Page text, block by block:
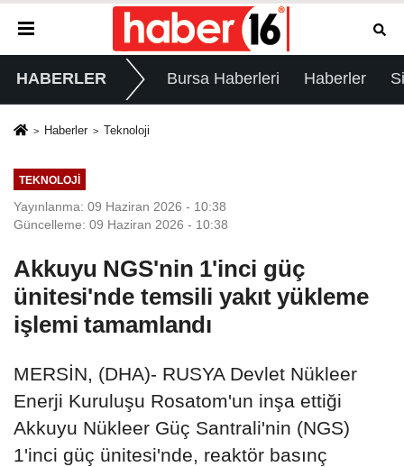
HABERLER Bursa Haberleri Haberler
Haberler Teknoloji
TEKNOLOJI
Yayınlanma: 09 Haziran 2026 - 10:38
Güncelleme: 09 Haziran 2026 - 10:38
Akkuyu NGS'nin 1'inci güç
ünitesi'nde temsili yakıt yükleme
işlemi tamamlandı
MERSİN, (DHA)- RUSYA Devlet Nükleer
Enerji Kuruluşu Rosatom'un inşa ettiği
Akkuyu Nükleer Güç Santrali'nin (NGS)
1'inci güç ünitesi'nde, reaktör basınç